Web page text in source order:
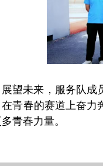
展望未来，服务队成
青春的赛道上奋力
青春力量。